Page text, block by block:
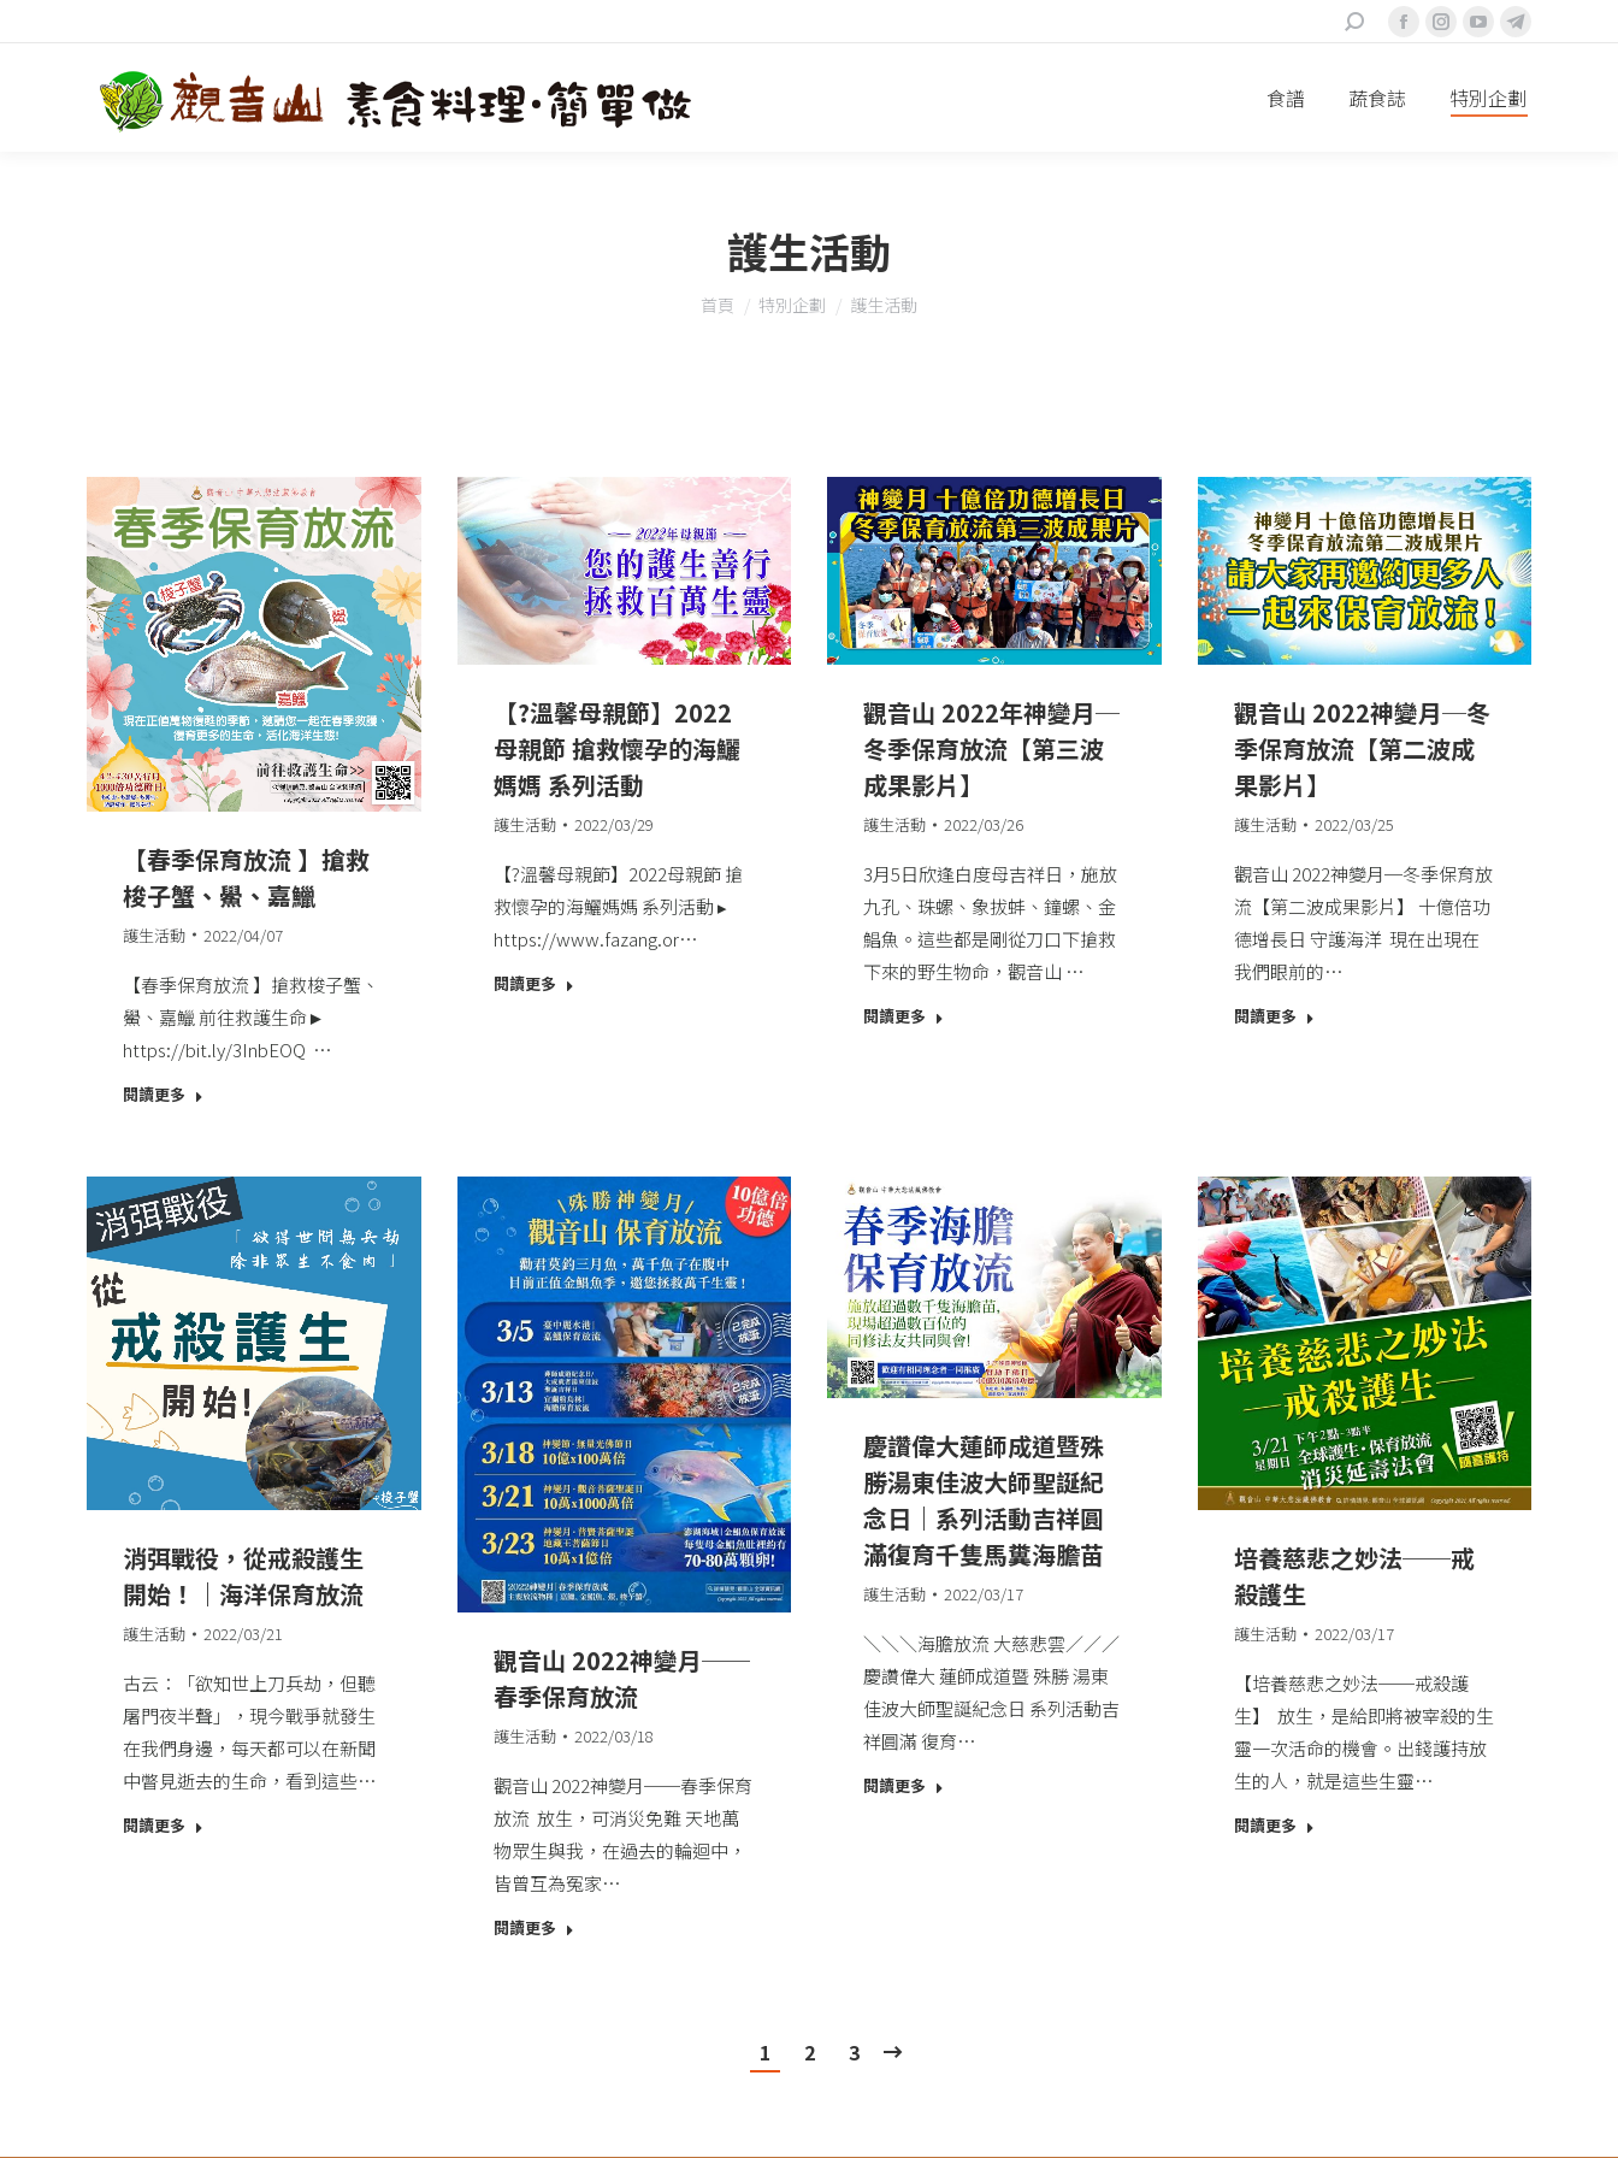
搜
Facebook
opens
Instagram
opens
YouTube
opens
Telegram
opens
食譜 蔬食誌 特別企劃
護生活動
您在這裡：
首頁 特別企劃 護生活動
【春季保育放流 】搶救
梭子蟹、鱟、嘉鱲
護生活動 2022/04/07
【春季保育放流 】搶救梭子蟹、
鱟、嘉鱲​ 前往救護生命►
https://bit.ly/3InbEOQ​ ​ …
閱讀更多
【?溫馨母親節】2022
母親節 搶救懷孕的海鱺
媽媽 系列活動
護生活動 2022/03/29
【?溫馨母親節】2022母親節 搶
救懷孕的海鱺媽媽 系列活動​ ▸
https://www.fazang.or…
閱讀更多
觀音山 2022年神變月─
冬季保育放流【第三波
成果影片】
護生活動 2022/03/26
3月5日欣逢白度母吉祥日，施放
九孔、珠螺、象拔蚌、鐘螺、金
鯧魚。這些都是剛從刀口下搶救
下來的野生物命，觀音山 …
閱讀更多
觀音山 2022神變月─冬
季保育放流【第二波成
果影片】
護生活動 2022/03/25
觀音山 2022神變月─冬季保育放
流【第二波成果影片】​ 十億倍功
德增長日 守護海洋 ​ 現在出現在
我們眼前的…
閱讀更多
消弭戰役，從戒殺護生
開始！｜海洋保育放流​
護生活動 2022/03/21
古云：「欲知世上刀兵劫，但聽
屠門夜半聲」，現今戰爭就發生
在我們身邊，每天都可以在新聞
中瞥見逝去的生命，看到這些…
閱讀更多
觀音山 2022神變月──
春季保育放流
護生活動 2022/03/18
觀音山 2022神變月──春季保育
放流​ ​ 放生，可消災免難 天地萬
物眾生與我，在過去的輪迴中，
皆曾互為冤家…
閱讀更多
慶讚偉大蓮師成道暨殊
勝湯東佳波大師聖誕紀
念日｜系列活動吉祥圓
滿復育千隻馬糞海膽苗
護生活動 2022/03/17
＼＼＼海膽放流 大慈悲雲／／／​
慶讚偉大 蓮師成道暨 殊勝 湯東
佳波大師聖誕紀念日​ 系列活動吉
祥圓滿 復育…
閱讀更多
培養慈悲之妙法──戒
殺護生
護生活動 2022/03/17
【培養慈悲之妙法──戒殺護
生】​ ​ 放生，是給即將被宰殺的生
靈一次活命的機會。出錢護持放
生的人，就是這些生靈…
閱讀更多
1 2 3